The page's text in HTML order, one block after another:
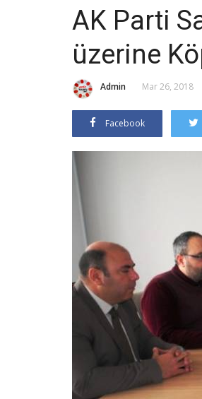
AK Parti
üzerine
Admin Mar 26, 2018
Facebook